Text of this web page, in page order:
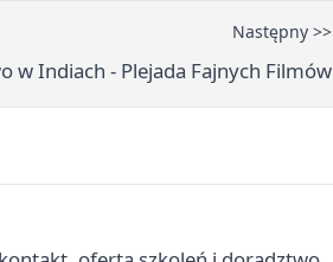
Następny >>
w Indiach - Plejada Fajnych Filmów